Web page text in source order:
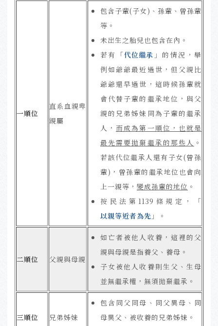
一順位
直系血親卑
親屬
包含子輩(子女)、孫輩、曾孫輩
等。
未出生之胎兒也包含在內。
若有「代位繼承 」的情況，舉
例如爺爺最近過世，但父親比
爺爺還早過世，這時候孫輩就
會代替子輩的繼承地位，與父
親的兄弟姊妹同為子輩的繼承
人， 而成為第一順位，也就是
最先需要拋棄繼承的那些人 。
若該代位繼承人還有子女(曾孫
輩)，曾孫輩的繼承地位也會向
上一親等， 變成孫輩的地位 。
按民法第1139條規定，「
以親等近者為先 」。
二順位 父親與母親
如亡者被他人收養，這裡的父
親與母親是指養父、養母。
子女被他人收養則生父、生母
並無繼承權，無須拋棄繼承。
三順位 兄弟姊妹
包含同父同母、同父異母、同
母異父、被收養的兄弟姊妹。